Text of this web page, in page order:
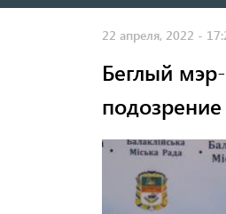
22 апреля, 2022 -
Беглый